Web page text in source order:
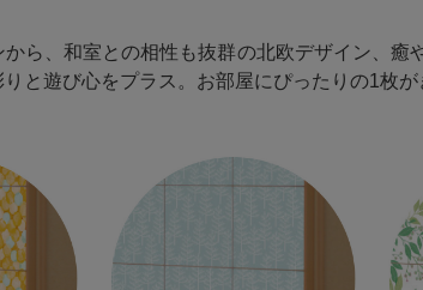
ら、和室との相性も抜群の北欧デザイン、癒
と遊び心をプラス。お部屋にぴったりの1枚が